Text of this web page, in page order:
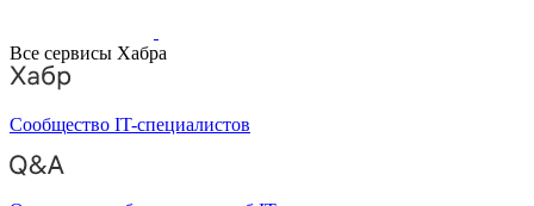
Все сервисы Хабра
Сообщество IT-специалистов